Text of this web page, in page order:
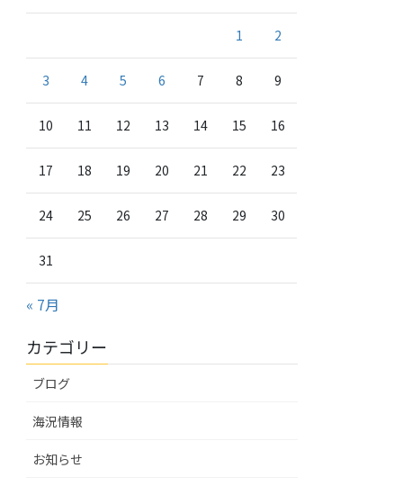
1 2
3 4 5 6 7 8 9
10 11 12 13 14 15 16
17 18 19 20 21 22 23
24 25 26 27 28 29 30
31
« 7月
カテゴリー
ブログ
海況情報
お知らせ